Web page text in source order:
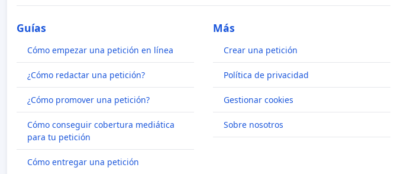
Guías
Cómo empezar una petición en línea
¿Cómo redactar una petición?
¿Cómo promover una petición?
Cómo conseguir cobertura mediática
para tu petición
Cómo entregar una petición
Más
Crear una petición
Política de privacidad
Gestionar cookies
Sobre nosotros